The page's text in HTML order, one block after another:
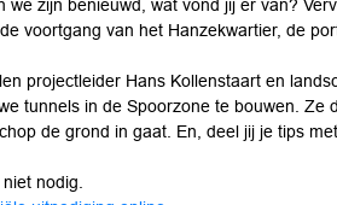
we zijn benieuwd, wat vond jij er van?
voortgang van het Hanzekwartier, de
projectleider Hans Kollenstaart en
tunnels in de Spoorzone te bouwen.
de grond in gaat. En, deel jij je tips
nodig.